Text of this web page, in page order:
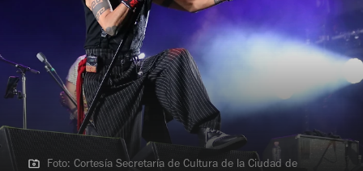
Foto: Cortesía Secretaría de Cultura de la Ciudad de